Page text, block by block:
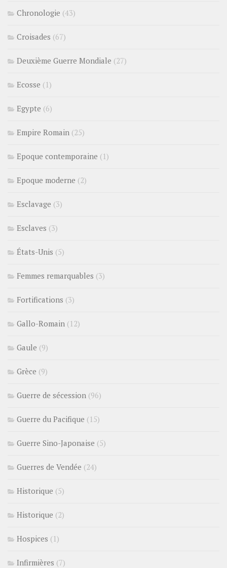
Chronologie (43)
Croisades (67)
Deuxième Guerre Mondiale (27)
Ecosse (1)
Egypte (6)
Empire Romain (25)
Epoque contemporaine (1)
Epoque moderne (2)
Esclavage (3)
Esclaves (3)
États-Unis (5)
Femmes remarquables (3)
Fortifications (3)
Gallo-Romain (12)
Gaule (9)
Grèce (9)
Guerre de sécession (96)
Guerre du Pacifique (15)
Guerre Sino-Japonaise (5)
Guerres de Vendée (24)
Historique (5)
Historique (2)
Hospices (1)
Infirmières (7)